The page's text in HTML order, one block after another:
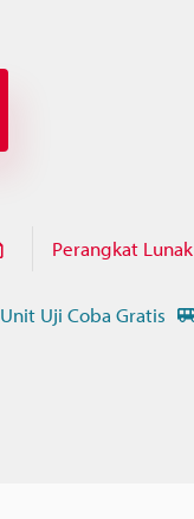
Perangkat Lunak
Unit Uji Coba Gratis